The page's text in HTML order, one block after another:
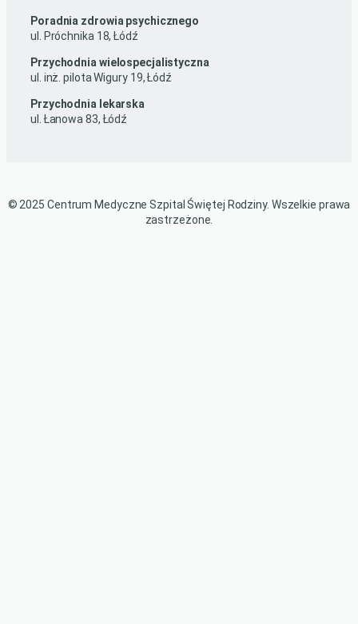
Poradnia zdrowia psychicznego
ul. Próchnika 18, Łódź
Przychodnia wielospecjalistyczna
ul. inż. pilota Wigury 19, Łódź
Przychodnia lekarska
ul. Łanowa 83, Łódź
© 2025 Centrum Medyczne Szpital Świętej Rodziny. Wszelkie prawa
zastrzeżone.